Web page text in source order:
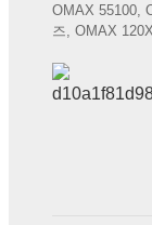
OMAX 55100,
즈, OMAX 120X